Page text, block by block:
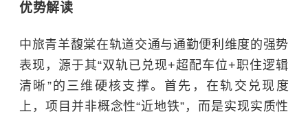
优势解读
中旅青羊馥棠在轨道交通与通勤便利维度的强势
表现，源于其“双轨已兑现+超配车位+职住逻辑
清晰”的三维硬核支撑。首先，在轨交兑现度
上，项目并非概念性“近地铁”，而是实现实质性